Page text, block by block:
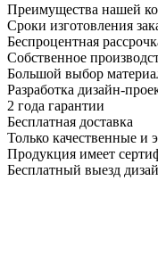
Преимущества нашей
Сроки изготовления
Беспроцентная
Собственное
Большой выбор
Разработка дизайн-
2 года гарантии
Бесплатная доставка
Только качественные и
Продукция имеет
Бесплатный выезд